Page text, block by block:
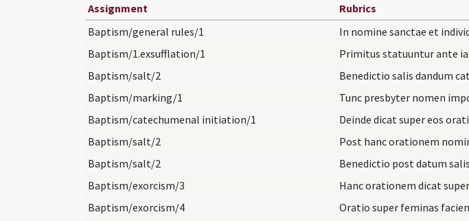
Assignment Rubrics
Baptism/general rules/1
Baptism/1.exsufflation/1
Baptism/salt/2
Benedictio salis dandum
Baptism/marking/1
Baptism/catechumenal initiation/1
Baptism/salt/2
Baptism/salt/2
Baptism/exorcism/3
Baptism/exorcism/4